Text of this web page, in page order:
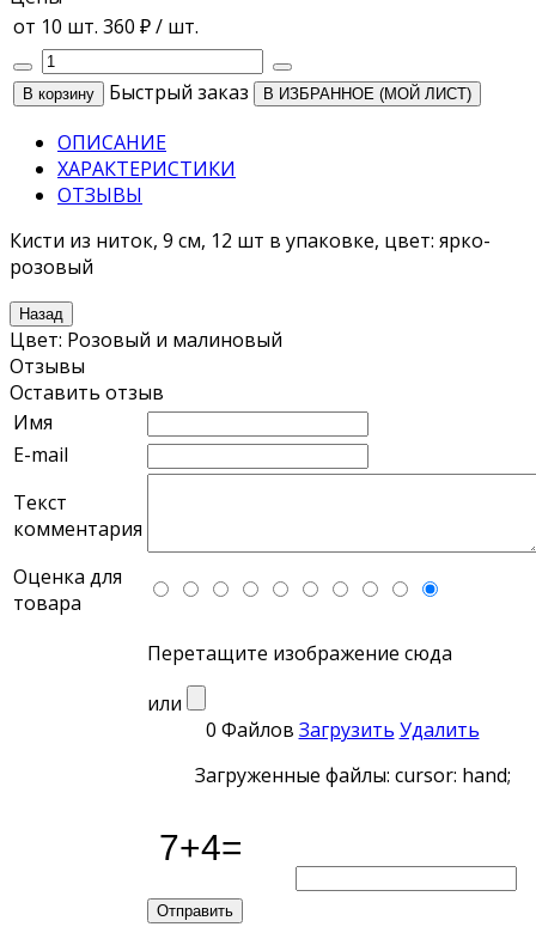
от 10 шт. 360 ₽/ шт.
Быстрый заказ В ИЗБРАННОЕ (МОЙ ЛИСТ)
ОПИСАНИЕ
ХАРАКТЕРИСТИКИ
ОТЗЫВЫ
Кисти из ниток, 9 см, 12 шт в упаковке, цвет: ярко-
розовый
Цвет: Розовый и малиновый
Отзывы
Оставить отзыв
Имя
E-mail
Текст
комментария
Оценка для
товара
Перетащите изображение сюда
или
0 Файлов Загрузить Удалить
Загруженные файлы: cursor: hand;